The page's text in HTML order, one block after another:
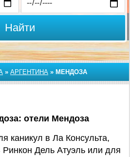
Найти
» АРГЕНТИНА » МЕНДОЗА
отели Мендоза
каникул в Ла Консульта,
Ринкон Дель Атуэль или для